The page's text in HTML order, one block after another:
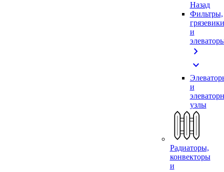
Назад
Фильтры,
грязевики
и
chevron_right
expand_more
и
узлы
Радиаторы,
конвекторы
и